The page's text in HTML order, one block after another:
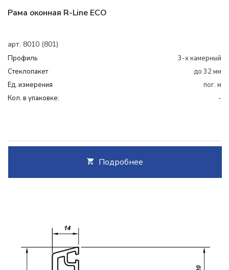
Рама оконная R-Line ECO
арт. 8010 (801)
Профиль
3-х камерный
Cтеклопакет
до 32 мм
Ед. измерения
пог. м
Кол. в упаковке:
-
Подробнее